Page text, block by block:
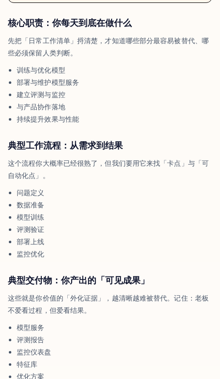
核心职责：你每天到底在做什么
先把「日常工作清单」捋清楚，才知道哪些部分最容易被替代、哪
些必须保留人类判断。
训练与优化模型
部署与维护模型服务
建立评测与监控
与产品协作落地
持续提升效果与性能
典型工作流程：从需求到结果
这个流程你大概率已经很熟了，但我们要用它来找「卡点」与「可
自动化点」。
问题定义
数据准备
模型训练
评测验证
部署上线
监控优化
典型交付物：你产出的「可见成果」
这些就是你价值的「外化证据」，越清晰越难被替代。记住：老板
不爱看过程，但爱看结果。
模型服务
评测报告
监控仪表盘
特征库
优化方案